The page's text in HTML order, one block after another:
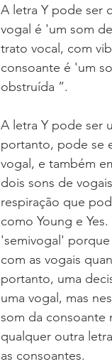
A letra Y pode ser
vogal é 'um som
trato vocal, com
consoante é 'um
obstruída ”.
A letra Y pode ser
portanto, pode se
vogal, e também
dois sons de
respiração que
como Young e
'semivogal'
com as vogais
portanto, uma
uma vogal, mas
som da consoante
qualquer outra
as consoantes.